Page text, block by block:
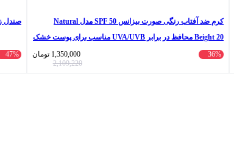
کرم ضد آفتاب رنگی صورت بیزانس SPF 50 مدل Natural
Beight 20 ‌محافظ در برابر UVA/UVB مناسب برای پوست خشک
و حساس حجم 40 میلی‌لیتر
36%
1,350,000 تومان
2,109,220
صندل زنانه سیی
47%